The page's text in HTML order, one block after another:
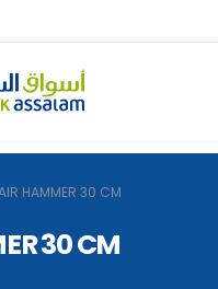
HAMMER 30 CM
30 CM